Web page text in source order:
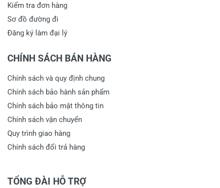
Kiểm tra đơn hàng
Sơ đồ đường đi
Đăng ký làm đại lý
CHÍNH SÁCH BÁN HÀNG
Chính sách và quy định chung
Chính sách bảo hành sản phẩm
Chính sách bảo mật thông tin
Chính sách vận chuyển
Quy trình giao hàng
Chính sách đổi trả hàng
TỔNG ĐÀI HỖ TRỢ